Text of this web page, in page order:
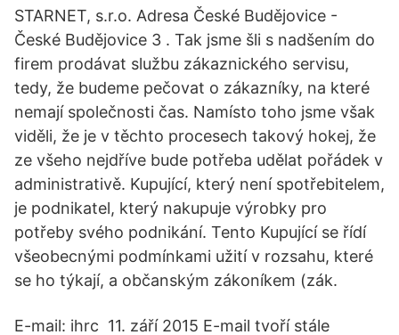
STARNET, s.r.o. Adresa České Budějovice -
České Budějovice 3 . Tak jsme šli s nadšením do
firem prodávat službu zákaznického servisu,
tedy, že budeme pečovat o zákazníky, na které
nemají společnosti čas. Namísto toho jsme však
viděli, že je v těchto procesech takový hokej, že
ze všeho nejdříve bude potřeba udělat pořádek v
administrativě. Kupující, který není spotřebitelem,
je podnikatel, který nakupuje výrobky pro
potřeby svého podnikání. Tento Kupující se řídí
všeobecnými podmínkami užití v rozsahu, které
se ho týkají, a občanským zákoníkem (zák.
E-mail: ihrc 11. září 2015 E-mail tvoří stále